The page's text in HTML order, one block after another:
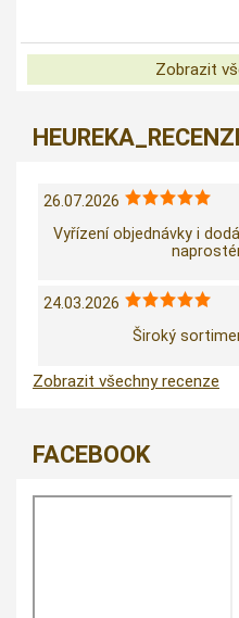
Zobrazit
26.07.2026
Vyřízení objednávky i
24.03.2026
Široký
Zobrazit všechny recenze
FACEBOOK